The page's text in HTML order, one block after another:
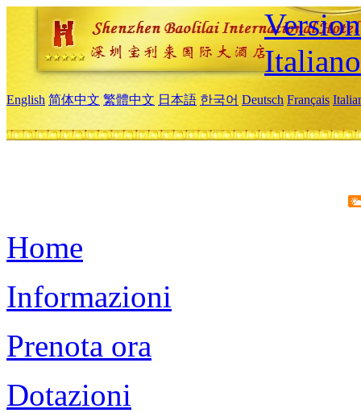
Italiano
English 简体中文 繁體中文 日本語 한국어 Deutsch Français
Home
Informazioni
Prenota ora
Dotazioni